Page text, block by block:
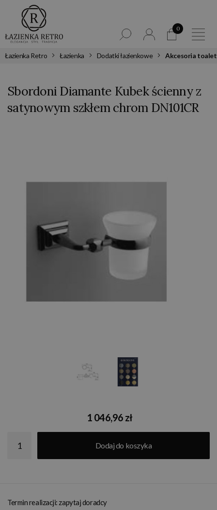
0
Łazienka Retro Łazienka Dodatki łazienkowe Akcesoria
Sbordoni Diamante Kubek ścienny z
satynowym szkłem chrom DN101CR
1 046,96 zł
Dodaj do koszyka
Termin realizacji: zapytaj doradcy